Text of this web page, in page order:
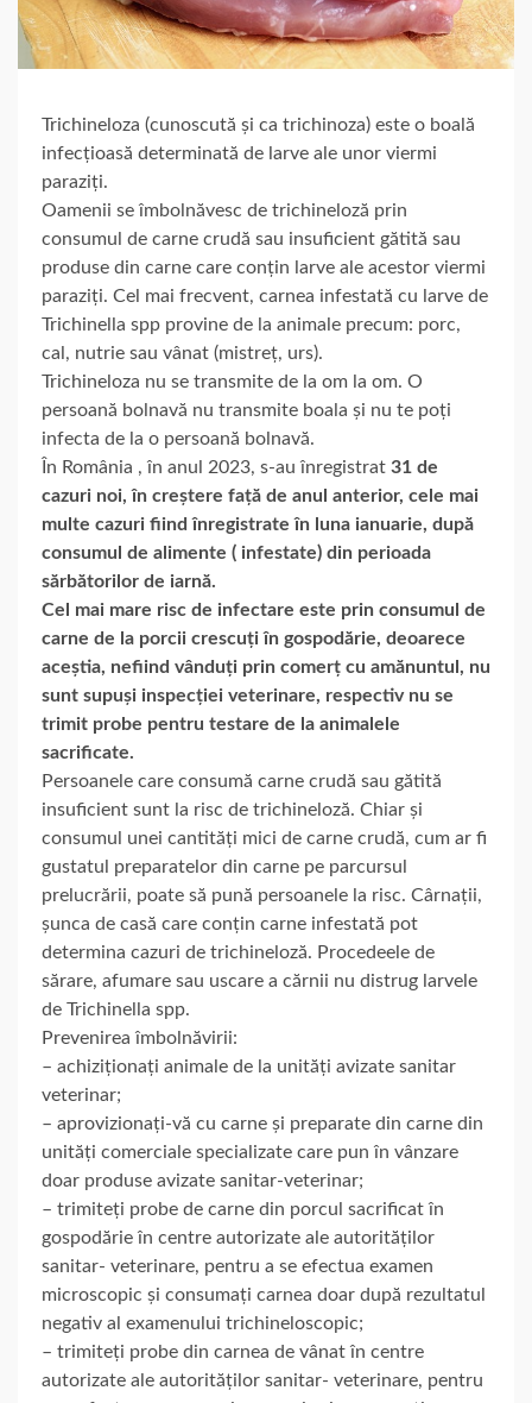
Trichineloza (cunoscută și ca trichinoza) este o boală
infecțioasă determinată de larve ale unor viermi
paraziți.
Oamenii se îmbolnăvesc de trichineloză prin
consumul de carne crudă sau insuficient gătită sau
produse din carne care conțin larve ale acestor viermi
paraziți. Cel mai frecvent, carnea infestată cu larve de
Trichinella spp provine de la animale precum: porc,
cal, nutrie sau vânat (mistreț, urs).
Trichineloza nu se transmite de la om la om. O
persoană bolnavă nu transmite boala și nu te poți
infecta de la o persoană bolnavă.
În România , în anul 2023, s-au înregistrat 31 de
cazuri noi, în creștere față de anul anterior, cele mai
multe cazuri fiind înregistrate în luna ianuarie, după
consumul de alimente ( infestate) din perioada
sărbătorilor de iarnă.
Cel mai mare risc de infectare este prin consumul de
carne de la porcii crescuți în gospodărie, deoarece
aceștia, nefiind vânduți prin comerț cu amănuntul, nu
sunt supuși inspecției veterinare, respectiv nu se
trimit probe pentru testare de la animalele
sacrificate.
Persoanele care consumă carne crudă sau gătită
insuficient sunt la risc de trichineloză. Chiar și
consumul unei cantități mici de carne crudă, cum ar fi
gustatul preparatelor din carne pe parcursul
prelucrării, poate să pună persoanele la risc. Cârnații,
șunca de casă care conțin carne infestată pot
determina cazuri de trichineloză. Procedeele de
sărare, afumare sau uscare a cărnii nu distrug larvele
de Trichinella spp.
Prevenirea îmbolnăvirii:
– achiziționați animale de la unități avizate sanitar
veterinar;
– aprovizionați-vă cu carne și preparate din carne din
unități comerciale specializate care pun în vânzare
doar produse avizate sanitar-veterinar;
– trimiteți probe de carne din porcul sacrificat în
gospodărie în centre autorizate ale autorităților
sanitar- veterinare, pentru a se efectua examen
microscopic și consumați carnea doar după rezultatul
negativ al examenului trichineloscopic;
– trimiteți probe din carnea de vânat în centre
autorizate ale autorităților sanitar- veterinare, pentru